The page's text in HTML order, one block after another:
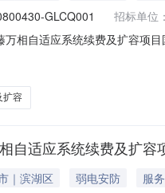
GLCQ001
招标单位
万相自适应系统续费及扩容项
称：北京华信荣创科技有限公
扩容
自适应系统续费及扩
｜滨湖区 弱电安防
服务